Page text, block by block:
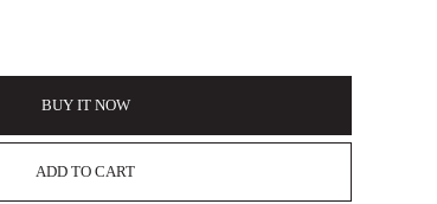
BUY IT NOW
ADD TO CART